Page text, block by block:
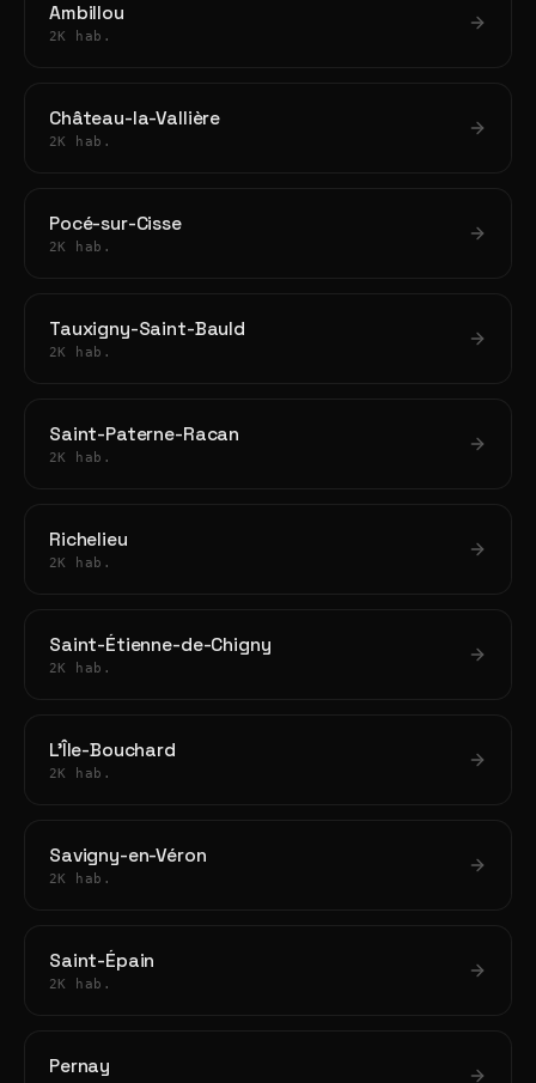
Ambillou
2K hab.
Château-la-Vallière
2K hab.
Pocé-sur-Cisse
2K hab.
Tauxigny-Saint-Bauld
2K hab.
Saint-Paterne-Racan
2K hab.
Richelieu
2K hab.
Saint-Étienne-de-Chigny
2K hab.
L'Île-Bouchard
2K hab.
Savigny-en-Véron
2K hab.
Saint-Épain
2K hab.
Pernay